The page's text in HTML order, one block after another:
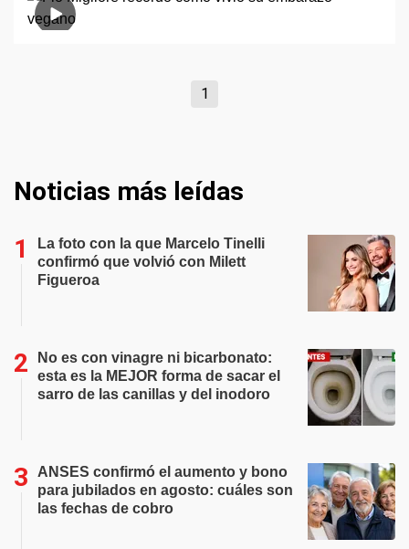
1
Noticias más leídas
La foto con la que Marcelo Tinelli
confirmó que volvió con Milett
Figueroa
No es con vinagre ni bicarbonato:
esta es la MEJOR forma de sacar el
sarro de las canillas y del inodoro
ANSES confirmó el aumento y bono
para jubilados en agosto: cuáles son
las fechas de cobro